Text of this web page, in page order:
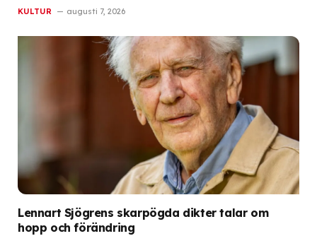
KULTUR augusti 7, 2026
Lennart Sjögrens skarpögda dikter talar om
hopp och förändring